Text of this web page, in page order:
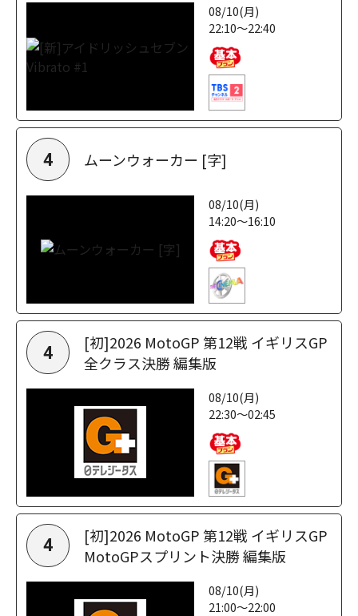
08/10(月)
22:10～22:40
4 ムーンウォーカー [字]
08/10(月)
14:20～16:10
4
[初]2026 MotoGP 第12戦 イギリスGP
全クラス決勝 編集版
08/10(月)
22:30～02:45
4
[初]2026 MotoGP 第12戦 イギリスGP
MotoGPスプリント決勝 編集版
08/10(月)
21:00～22:00